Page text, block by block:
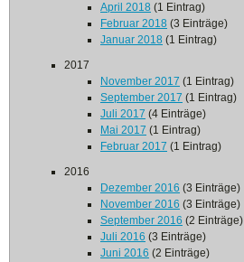
April 2018 (1 Eintrag)
Februar 2018 (3 Einträge)
Januar 2018 (1 Eintrag)
2017
November 2017 (1 Eintrag)
September 2017 (1 Eintrag)
Juli 2017 (4 Einträge)
Mai 2017 (1 Eintrag)
Februar 2017 (1 Eintrag)
2016
Dezember 2016 (3 Einträge)
November 2016 (3 Einträge)
September 2016 (2 Einträge)
Juli 2016 (3 Einträge)
Juni 2016 (2 Einträge)